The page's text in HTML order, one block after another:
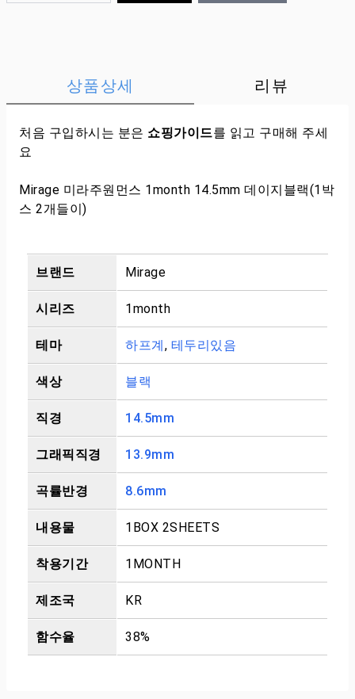
상품상세 리뷰
처음 구입하시는 분은 쇼핑가이드를 읽고 구매해 주세
요
Mirage 미라주원먼스 1month 14.5mm 데이지블랙(1박
스 2개들이)
브랜드 Mirage
시리즈 1month
테마 하프계, 테두리있음
색상 블랙
직경 14.5mm
그래픽직경 13.9mm
곡률반경 8.6mm
내용물 1BOX 2SHEETS
착용기간 1MONTH
제조국 KR
함수율 38%